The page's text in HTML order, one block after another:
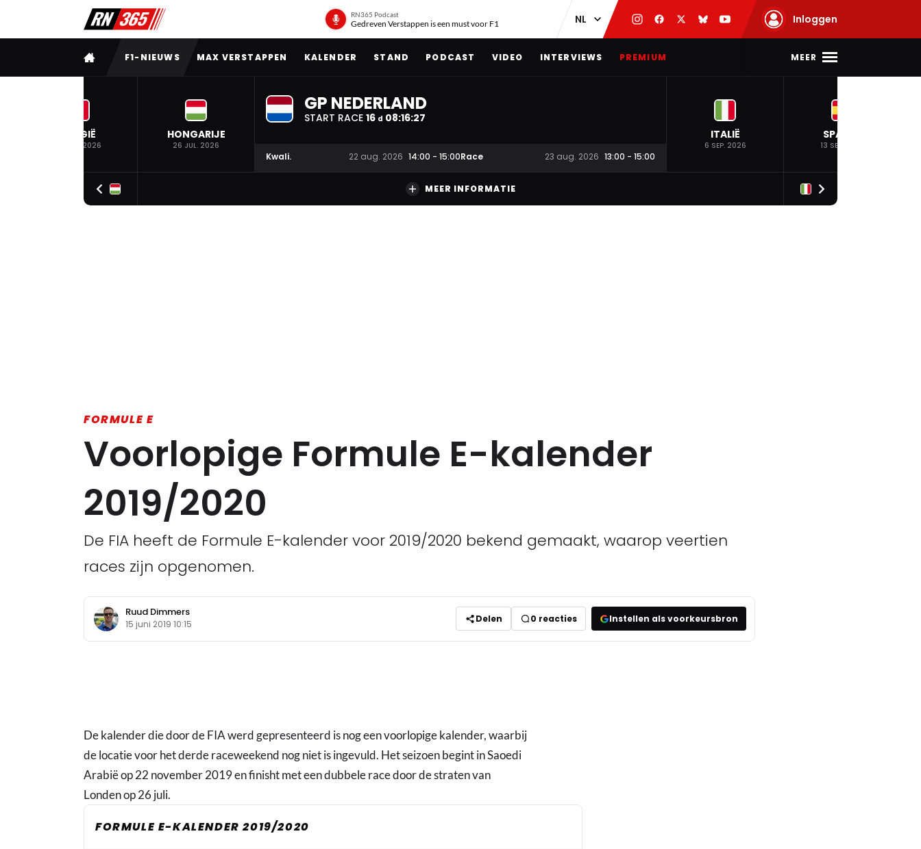
RN365 Podcast
Gedreven Verstappen is een must voor F1 Inloggen
VOLLEDIG MENU
F1-NIEUWS MAX VERSTAPPEN KALENDER STAND PODCAST VIDEO INTERVIEWS PREMIUM MEER
BELGIË
19 JUL. 2026
HONGARIJE
26 JUL. 2026
GP NEDERLAND
START RACE 16 d 08:16:27
Kwali. 22 aug. 2026 14:00 - 15:00Race 23 aug. 2026 13:00 - 15:00
ITALIË
6 SEP. 2026
SPANJE
13 SEP. 2026
MEER INFORMATIE
FORMULE E
Voorlopige Formule E-kalender
2019/2020
De FIA heeft de Formule E-kalender voor 2019/2020 bekend gemaakt, waarop veertien
races zijn opgenomen.
Ruud Dimmers
15 juni 2019 10:15 Delen 0 reacties Instellen als voorkeursbron
De kalender die door de FIA werd gepresenteerd is nog een voorlopige kalender, waarbij
de locatie voor het derde raceweekend nog niet is ingevuld. Het seizoen begint in Saoedi
Arabië op 22 november 2019 en finisht met een dubbele race door de straten van
Londen op 26 juli.
FORMULE E-KALENDER 2019/2020